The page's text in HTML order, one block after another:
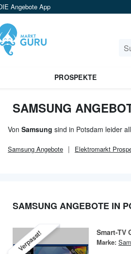
Angebote App
PROSPEKTE
SAMSUNG
Von Samsung sind in Potsdam leider
Samsung Angebote Elektromarkt
SAMSUNG ANGEBOTE IN
Verpasst! Smart-TV
Marke: